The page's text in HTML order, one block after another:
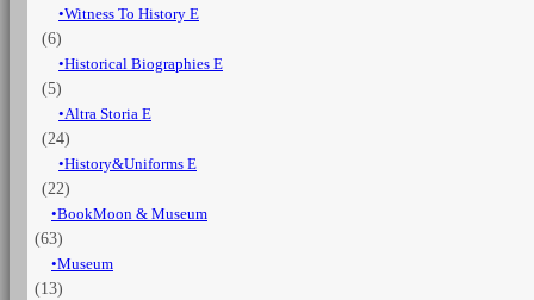
Witness To History E
(6)
Historical Biographies E
(5)
Altra Storia E
(24)
History&Uniforms E
(22)
BookMoon & Museum
(63)
Museum
(13)